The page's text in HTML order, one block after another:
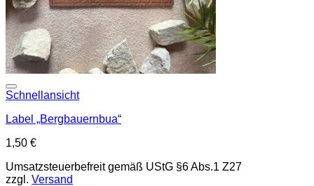
Schnellansicht
Label „Bergbauernbua“
1,50 €
Umsatzsteuerbefreit gemäß UStG §6 Abs.1 Z27
zzgl. Versand